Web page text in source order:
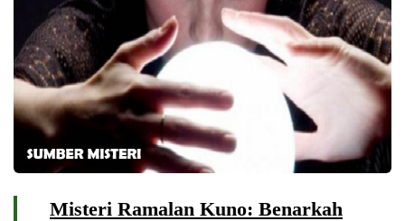
Misteri Ramalan Kuno: Benarkah